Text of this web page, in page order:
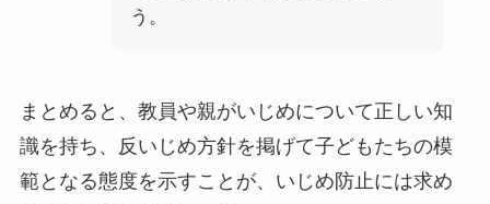
う。
まとめると、教員や親がいじめについて正しい知
識を持ち、反いじめ方針を掲げて子どもたちの模
範となる態度を示すことが、いじめ防止には求め